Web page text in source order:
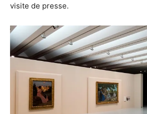
visite de presse.